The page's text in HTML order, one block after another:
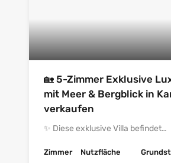
🏡 5-Zimmer Exklusive
mit Meer & Bergblick in
verkaufen
✨ Diese exklusive Villa befindet…
Zimmer Nutzfläche